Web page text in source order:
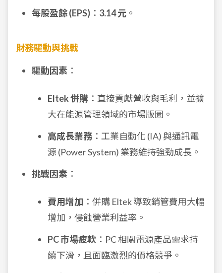
每股盈餘 (EPS) ： 3.14 元 。
財務驅動與挑戰
驅動因素 ：
Eltek 併購 ：直接貢獻營收與毛利，並擴
大在能源管理領域的市場版圖。
高成長業務 ：工業自動化 (IA) 與通訊電
源 (Power System) 業務維持強勁成長。
挑戰因素 ：
費用增加 ：併購 Eltek 導致銷管費用大幅
增加，侵蝕營業利益率。
PC 市場疲軟 ：PC 相關電源產品需求持
續下滑，且面臨激烈的價格競爭。